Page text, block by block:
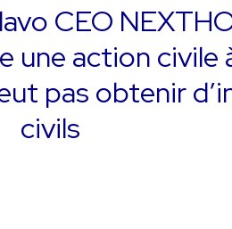
CEO
une action civile
pas obtenir
civils